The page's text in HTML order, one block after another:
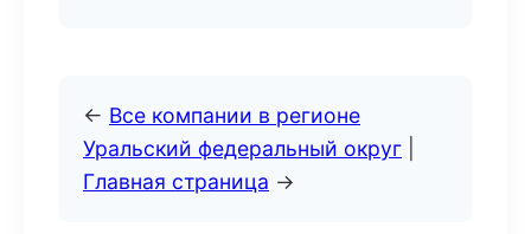
← Все компании в регионе
Уральский федеральный округ
Главная страница →